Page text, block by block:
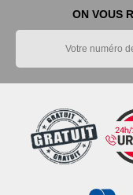
ON VOUS